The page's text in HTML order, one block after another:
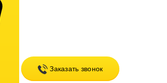
Заказать звонок